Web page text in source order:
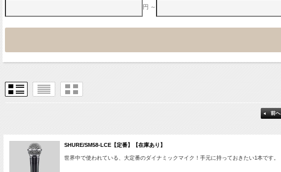
円 ～
前へ
SHURE/SM58-LCE【定番】【在庫あり】
世界中で使われている、大定番のダイナミックマイク！手元に持っておきたい1本です。